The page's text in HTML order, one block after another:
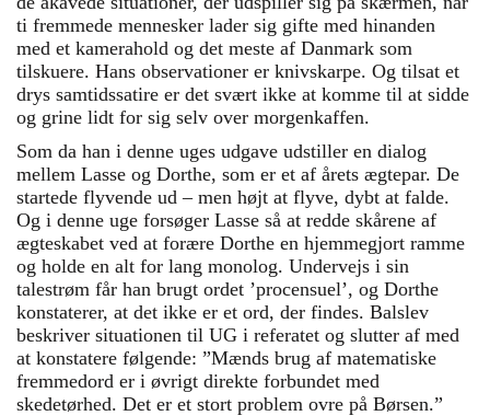
ti fremmede mennesker lader sig gifte med hinanden
med et kamerahold og det meste af Danmark som
tilskuere. Hans observationer er knivskarpe. Og tilsat et
drys samtidssatire er det svært ikke at komme til at sidde
og grine lidt for sig selv over morgenkaffen.
Som da han i denne uges udgave udstiller en dialog
mellem Lasse og Dorthe, som er et af årets ægtepar. De
startede flyvende ud – men højt at flyve, dybt at falde.
Og i denne uge forsøger Lasse så at redde skårene af
ægteskabet ved at forære Dorthe en hjemmegjort ramme
og holde en alt for lang monolog. Undervejs i sin
talestrøm får han brugt ordet ’procensuel’, og Dorthe
konstaterer, at det ikke er et ord, der findes. Balslev
beskriver situationen til UG i referatet og slutter af med
at konstatere følgende: ”Mænds brug af matematiske
fremmedord er i øvrigt direkte forbundet med
skedetørhed. Det er et stort problem ovre på Børsen.”